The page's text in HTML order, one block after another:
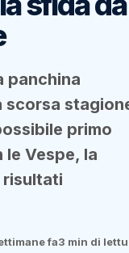
panchina
scorsa
primo
Vespe, la
risultati
fa3 min di